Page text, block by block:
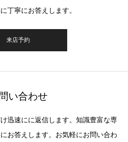
丁寧にお答えします。
来店予約
い合わせ
迅速にに返信します。知識豊富な専
お答えします。お気軽にお問い合わ